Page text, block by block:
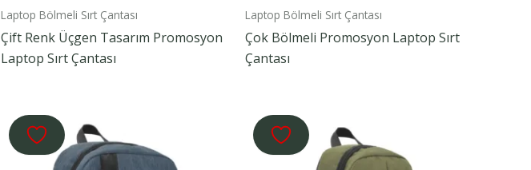
Laptop Bölmeli Sırt Çantası
Çift Renk Üçgen Tasarım Promosyon
Laptop Sırt Çantası
Laptop Bölmeli Sırt Çantası
Çok Bölmeli Promosyon Laptop Sırt
Çantası